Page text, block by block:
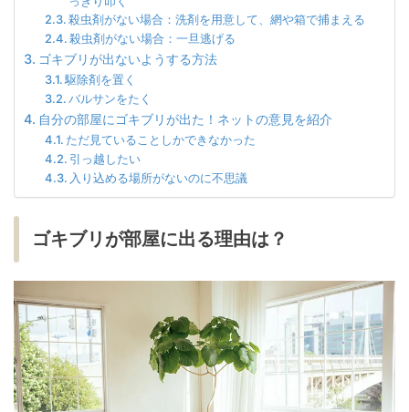
殺虫剤がない場合：洗剤を用意して、網や箱で捕まえる
殺虫剤がない場合：一旦逃げる
ゴキブリが出ないようする方法
駆除剤を置く
バルサンをたく
自分の部屋にゴキブリが出た！ネットの意見を紹介
ただ見ていることしかできなかった
引っ越したい
入り込める場所がないのに不思議
ゴキブリが部屋に出る理由は？